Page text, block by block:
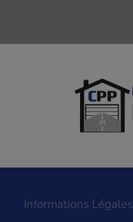
Informations Légales